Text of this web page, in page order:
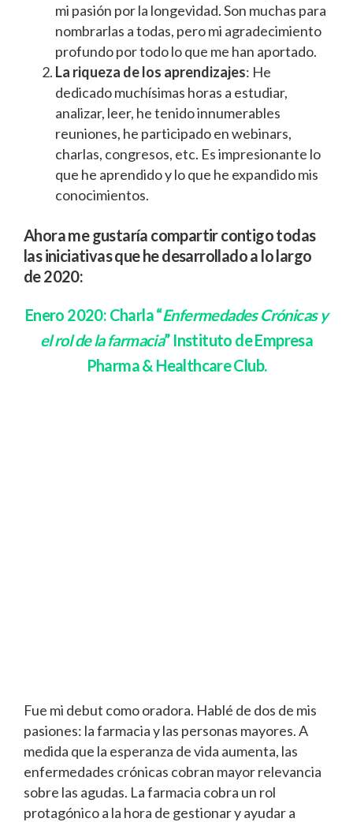
mi pasión por la longevidad. Son muchas para
nombrarlas a todas, pero mi agradecimiento
profundo por todo lo que me han aportado.
La riqueza de los aprendizajes: He
dedicado muchísimas horas a estudiar,
analizar, leer, he tenido innumerables
reuniones, he participado en webinars,
charlas, congresos, etc. Es impresionante lo
que he aprendido y lo que he expandido mis
conocimientos.
Ahora me gustaría compartir contigo todas
las iniciativas que he desarrollado a lo largo
de 2020:
Enero 2020: Charla“Enfermedades Crónicas y
el rol de la farmacia” Instituto de Empresa
Pharma & Healthcare Club.
Fue mi debut como oradora. Hablé de dos de mis
pasiones: la farmacia y las personas mayores. A
medida que la esperanza de vida aumenta, las
enfermedades crónicas cobran mayor relevancia
sobre las agudas. La farmacia cobra un rol
protagónico a la hora de gestionar y ayudar a